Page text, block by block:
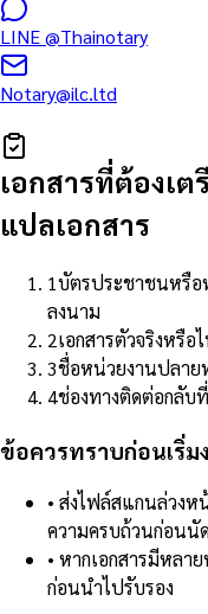
LINE@Thainotary
Notary@ilc.ltd
เอกสารที่ต้องเต
แปลเอกสาร
1บัตรประชาชนหรือ
ลงนาม
2เอกสารตัวจริงหรื
3ชื่อหน่วยงานปลาย
4ช่องทางติดต่อกลับ
ข้อควรทราบก่อนเริ่ม
• ส่งไฟล์สแกนล่วงห
ความครบถ้วนก่อนนั
• หากเอกสารมีหลา
ก่อนนำไปรับรอง